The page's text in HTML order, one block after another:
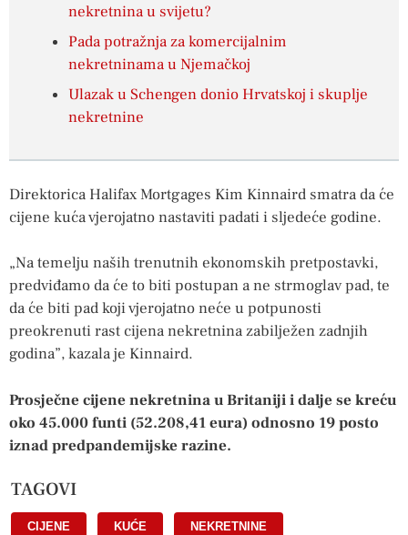
nekretnina u svijetu?
Pada potražnja za komercijalnim
nekretninama u Njemačkoj
Ulazak u Schengen donio Hrvatskoj i skuplje
nekretnine
Direktorica Halifax Mortgages Kim Kinnaird smatra da će
cijene kuća vjerojatno nastaviti padati i sljedeće godine.
„Na temelju naših trenutnih ekonomskih pretpostavki,
predviđamo da će to biti postupan a ne strmoglav pad, te
da će biti pad koji vjerojatno neće u potpunosti
preokrenuti rast cijena nekretnina zabilježen zadnjih
godina”, kazala je Kinnaird.
Prosječne cijene nekretnina u Britaniji i dalje se kreću
oko 45.000 funti (52.208,41 eura) odnosno 19 posto
iznad predpandemijske razine.
TAGOVI
CIJENE KUĆE NEKRETNINE